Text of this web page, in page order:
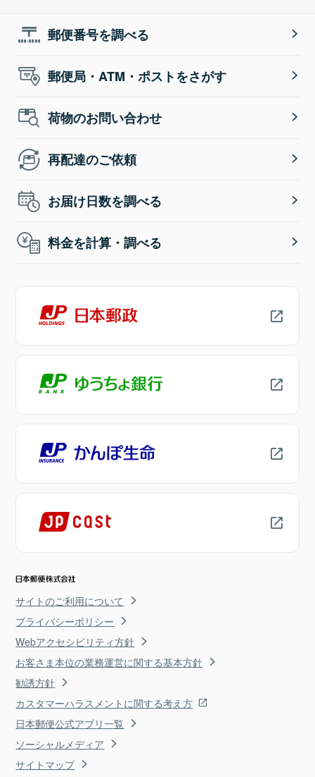
郵便番号を調べる
郵便局・ATM・ポストをさがす
荷物のお問い合わせ
再配達のご依頼
お届け日数を調べる
料金を計算・調べる
サイトのご利用について
プライバシーポリシー
Webアクセシビリティ方針
お客さま本位の業務運営に関する基本方針
勧誘方針
カスタマーハラスメントに関する考え方
日本郵便公式アプリ一覧
ソーシャルメディア
サイトマップ